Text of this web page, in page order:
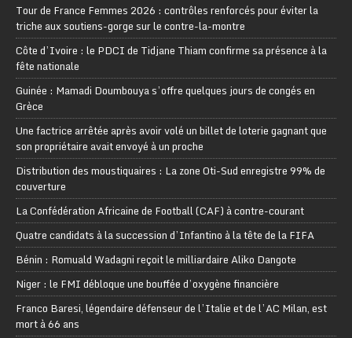
Tour de France Femmes 2026 : contrôles renforcés pour éviter la
triche aux soutiens-gorge sur le contre-la-montre
Côte d’Ivoire : le PDCI de Tidjane Thiam confirme sa présence à la
fête nationale
Guinée : Mamadi Doumbouya s’offre quelques jours de congés en
Grèce
Une factrice arrêtée après avoir volé un billet de loterie gagnant que
son propriétaire avait envoyé à un proche
Distribution des moustiquaires : La zone Oti-Sud enregistre 99% de
couverture
La Confédération Africaine de Football (CAF) à contre-courant
Quatre candidats à la succession d’Infantino à la tête de la FIFA
Bénin : Romuald Wadagni reçoit le milliardaire Aliko Dangote
Niger : le FMI débloque une bouffée d’oxygène financière
Franco Baresi, légendaire défenseur de l’Italie et de l’AC Milan, est
mort à 66 ans